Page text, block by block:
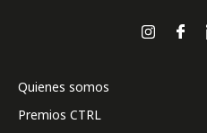
Quienes somos
Premios CTRL